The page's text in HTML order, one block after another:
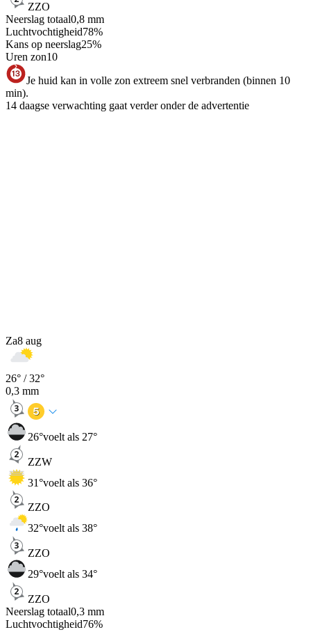
ZZO
Neerslag totaal0,8 mm
Luchtvochtigheid78%
Kans op neerslag25%
Uren zon10
Je huid kan in volle zon extreem snel verbranden (binnen 10
min).
14 daagse verwachting gaat verder onder de advertentie
Za8 aug
26° /32°
0,3 mm
26°voelt als 27°
ZZW
31°voelt als 36°
ZZO
32°voelt als 38°
ZZO
29°voelt als 34°
ZZO
Neerslag totaal0,3 mm
Luchtvochtigheid76%